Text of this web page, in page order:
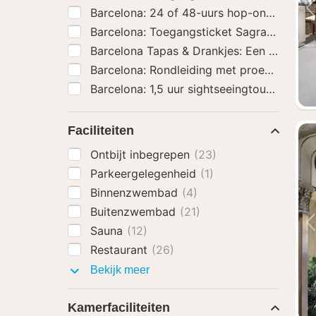
Barcelona: 24 of 48-uurs hop-on-hop-
Barcelona: Toegangsticket Sagrada
Barcelona Tapas & Drankjes: Een
Barcelona: Rondleiding met proeverij
Barcelona: 1,5 uur sightseeingtour per
Faciliteiten
Ontbijt inbegrepen (23)
Parkeergelegenheid (1)
Binnenzwembad (4)
Buitenzwembad (21)
Sauna (12)
Restaurant (26)
Bekijk meerFaciliteiten
Kamerfaciliteiten